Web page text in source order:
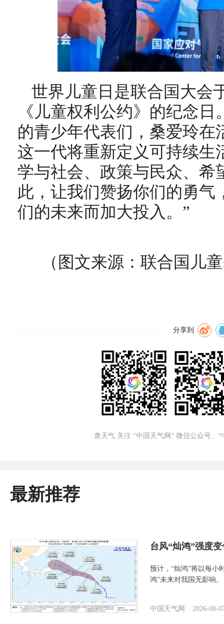
世界儿童日是联合国大会
《儿童权利公约》的纪念
的青少年代表们，桑爱玲在
这一代将重新定义可持续生
学与社会、政策与民众、希
此，让我们赞扬你们的勇气
们的未来而加大投入。”
（图文来源：联合国儿童
分享到
查天气 关注 “中国天气网” 微信公众号、
最新推荐
台风“灿鸿”强度
预计，“灿鸿”将以每小
鸿”未来对我国无影响。
中国天气网 2026-08-